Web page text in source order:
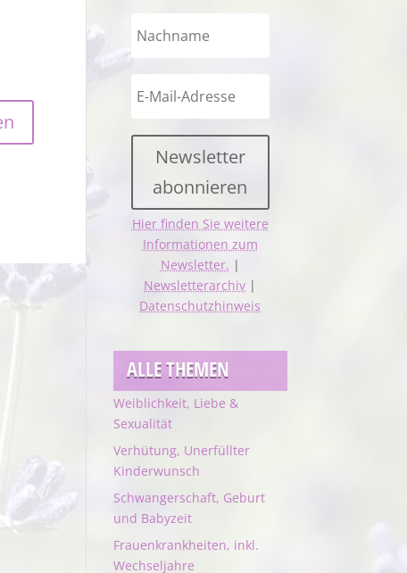
Newsletter
abonnieren
Hier finden Sie weitere
Informationen zum
Newsletter. |
Newsletterarchiv |
Datenschutzhinweis
ALLE THEMEN
Weiblichkeit, Liebe &
Sexualität
Verhütung, Unerfüllter
Kinderwunsch
Schwangerschaft, Geburt
und Babyzeit
Frauenkrankheiten, inkl.
Wechseljahre